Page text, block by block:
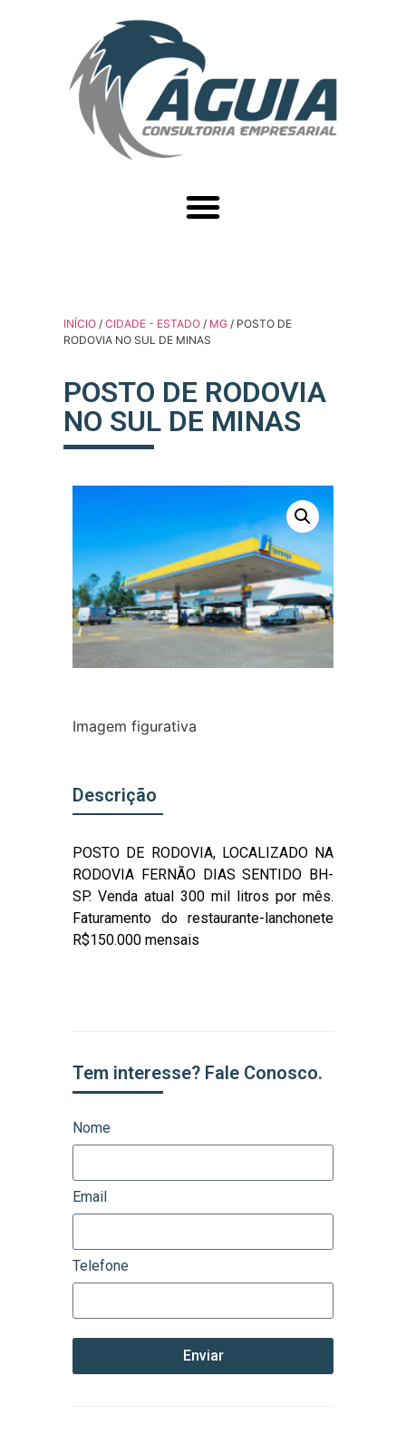
INÍCIO / CIDADE - ESTADO / MG / POSTO DE
RODOVIA NO SUL DE MINAS
POSTO DE RODOVIA
NO SUL DE MINAS
Imagem figurativa
Descrição
POSTO DE RODOVIA, LOCALIZADO NA
RODOVIA FERNÃO DIAS SENTIDO BH-
SP. Venda atual 300 mil litros por mês.
Faturamento do restaurante-lanchonete
R$150.000 mensais
Tem interesse? Fale Conosco.
Nome
Email
Telefone
Enviar